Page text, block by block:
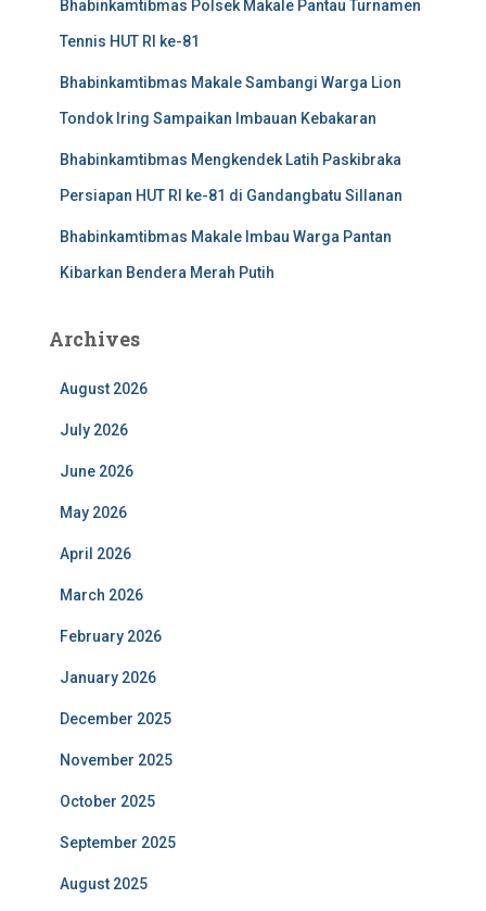
Bhabinkamtibmas Polsek Makale Pantau Turnamen
Tennis HUT RI ke-81
Bhabinkamtibmas Makale Sambangi Warga Lion
Tondok Iring Sampaikan Imbauan Kebakaran
Bhabinkamtibmas Mengkendek Latih Paskibraka
Persiapan HUT RI ke-81 di Gandangbatu Sillanan
Bhabinkamtibmas Makale Imbau Warga Pantan
Kibarkan Bendera Merah Putih
Archives
August 2026
July 2026
June 2026
May 2026
April 2026
March 2026
February 2026
January 2026
December 2025
November 2025
October 2025
September 2025
August 2025